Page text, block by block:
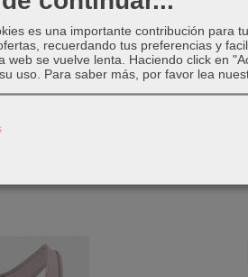
French Terry negraestá fabricada
es una importante contribución para
recuerdando tus preferencias y
web se vuelve lenta. Haciendo click en
uso. Para saber más, por favor lea